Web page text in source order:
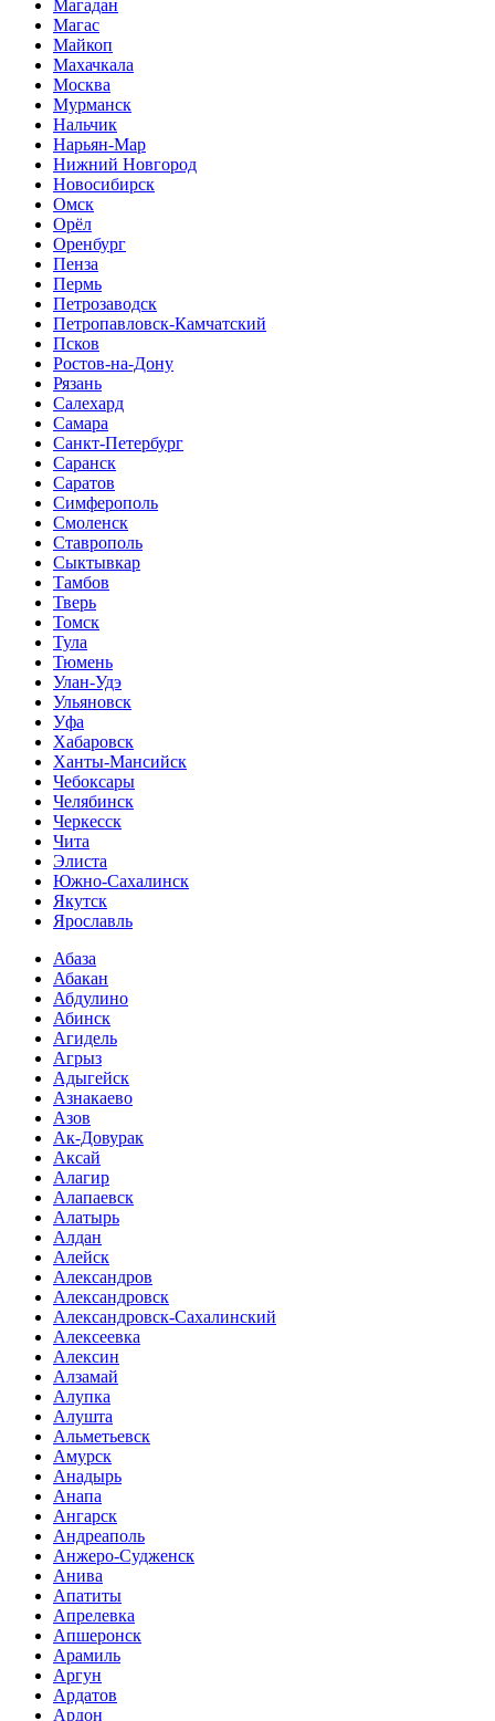
Магадан
Магас
Майкоп
Махачкала
Москва
Мурманск
Нальчик
Нарьян-Мар
Нижний Новгород
Новосибирск
Омск
Орёл
Оренбург
Пенза
Пермь
Петрозаводск
Петропавловск-Камчатский
Псков
Ростов-на-Дону
Рязань
Салехард
Самара
Санкт-Петербург
Саранск
Саратов
Симферополь
Смоленск
Ставрополь
Сыктывкар
Тамбов
Тверь
Томск
Тула
Тюмень
Улан-Удэ
Ульяновск
Уфа
Хабаровск
Ханты-Мансийск
Чебоксары
Челябинск
Черкесск
Чита
Элиста
Южно-Сахалинск
Якутск
Ярославль
Абаза
Абакан
Абдулино
Абинск
Агидель
Агрыз
Адыгейск
Азнакаево
Азов
Ак-Довурак
Аксай
Алагир
Алапаевск
Алатырь
Алдан
Алейск
Александров
Александровск
Александровск-Сахалинский
Алексеевка
Алексин
Алзамай
Алупка
Алушта
Альметьевск
Амурск
Анадырь
Анапа
Ангарск
Андреаполь
Анжеро-Судженск
Анива
Апатиты
Апрелевка
Апшеронск
Арамиль
Аргун
Ардатов
Ардон